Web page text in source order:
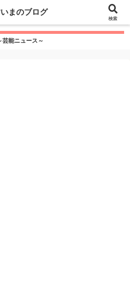
DIRECT,
芸能ニュース～
まのブログ
検索